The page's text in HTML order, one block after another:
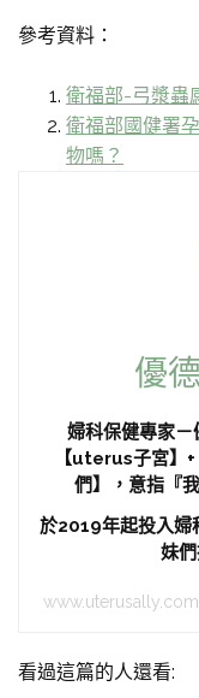
參考資料：
衛福部-弓漿蟲
衛福部國健署
物嗎？
優
婦科保健專家
【uterus子宮】
們】，意指『
於2019年起投入婦
妹
看過這篇的人還看: